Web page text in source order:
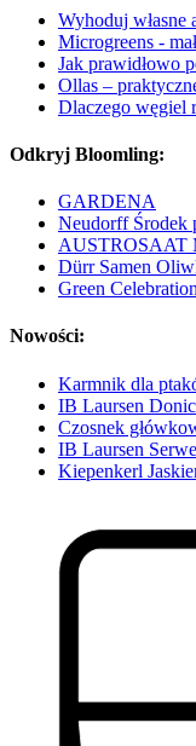
Wyhoduj własne
Microgreens -
Jak prawidłowo
Ollas –
Dlaczego węgiel
Odkryj Bloomling:
GARDENA
Neudorff Środek
AUSTROSAAT
Dürr Samen
Green
Nowości:
Karmnik dla
IB Laursen
Czosnek
IB Laursen
Kiepenkerl